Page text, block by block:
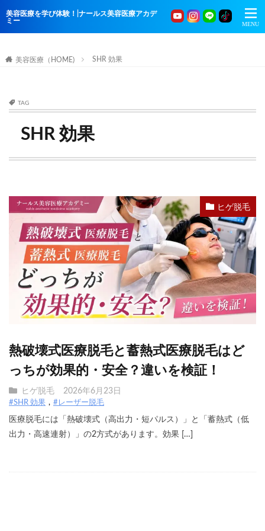
美容医療を学び体験！|ナールス美容医療アカデ
ミー
美容医療（HOME) SHR 効果
TAG
SHR 効果
ヒゲ脱毛
熱破壊式医療脱毛と蓄熱式医療脱毛はど
っちが効果的・安全？違いを検証！
ヒゲ脱毛 2026年6月23日
#SHR 効果 #レーザー脱毛
医療脱毛には「熱破壊式（高出力・短パルス）」と「蓄熱式（低
出力・高速連射）」の2方式があります。効果 […]